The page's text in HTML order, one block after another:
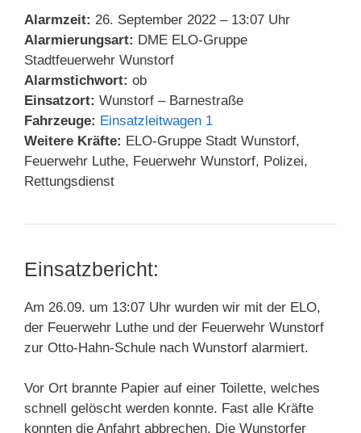
Alarmzeit: 26. September 2022 – 13:07 Uhr
Alarmierungsart: DME ELO-Gruppe
Stadtfeuerwehr Wunstorf
Alarmstichwort: ob
Einsatzort: Wunstorf – Barnestraße
Fahrzeuge: Einsatzleitwagen 1
Weitere Kräfte: ELO-Gruppe Stadt Wunstorf,
Feuerwehr Luthe, Feuerwehr Wunstorf, Polizei,
Rettungsdienst
Einsatzbericht:
Am 26.09. um 13:07 Uhr wurden wir mit der ELO,
der Feuerwehr Luthe und der Feuerwehr Wunstorf
zur Otto-Hahn-Schule nach Wunstorf alarmiert.
Vor Ort brannte Papier auf einer Toilette, welches
schnell gelöscht werden konnte. Fast alle Kräfte
konnten die Anfahrt abbrechen. Die Wunstorfer